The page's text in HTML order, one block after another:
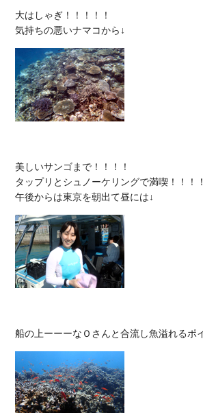
大はしゃぎ！！！！！
美しいサンゴまで！！！！
タップリとシュノーケリングで満喫！！！！